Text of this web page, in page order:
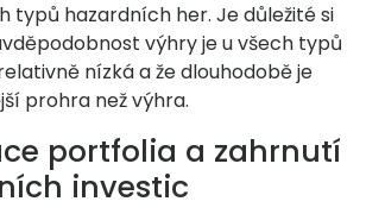
typů hazardních her. Je důležité si
výhry je u všech typů
nízká a že dlouhodobě je
prohra než výhra.
portfolia a zahrnutí
investic